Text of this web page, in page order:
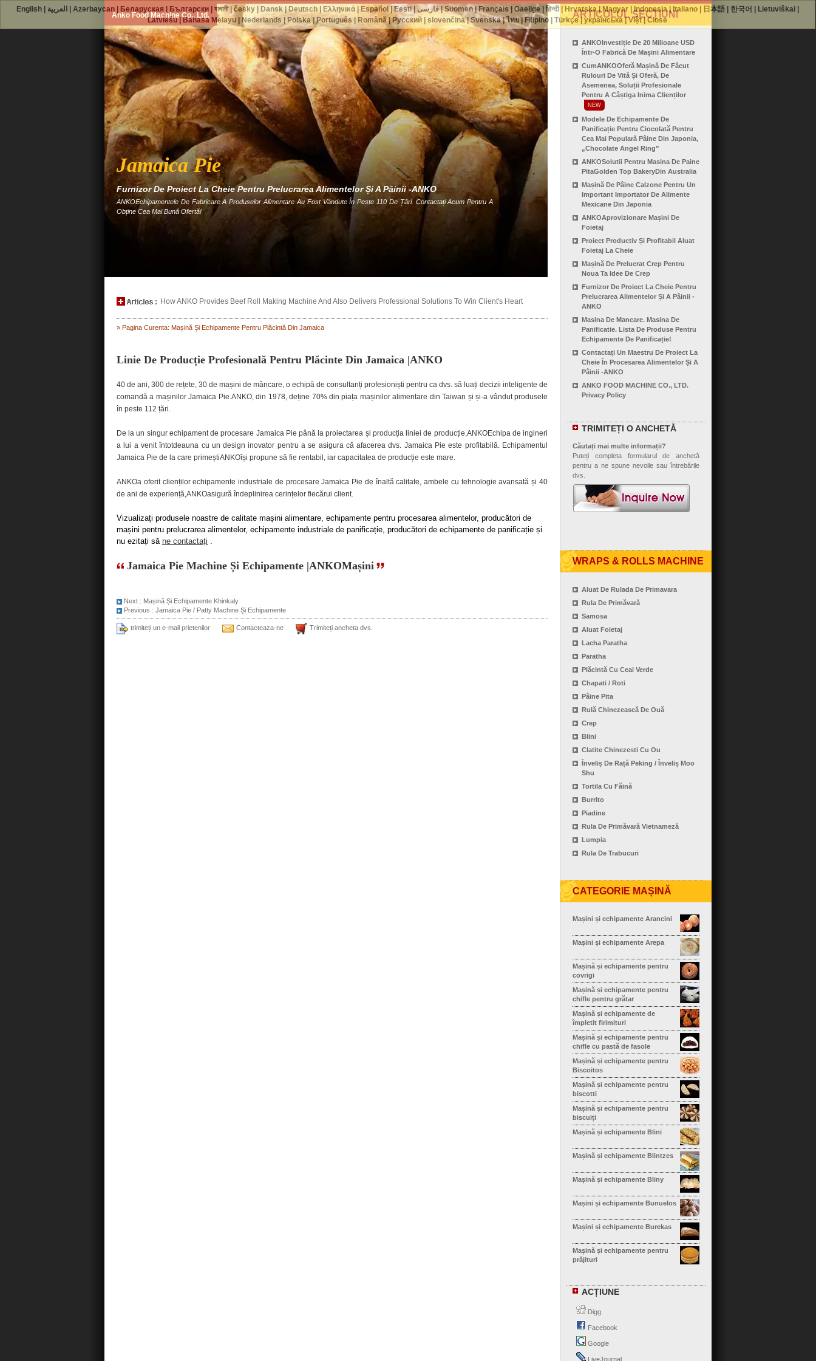
Anko Food Machine Co., Ltd.
Jamaica Pie
Furnizor De Proiect La Cheie Pentru Prelucrarea Alimentelor Și A Pâinii -ANKO
ANKOEchipamentele De Fabricare A Produselor Alimentare Au Fost Vândute În Peste 110 De Țări. Contactați Acum Pentru A
Obține Cea Mai Bună Ofertă!
How ANKO Provides Beef Roll Making Machine And Also Delivers Professional Solutions To Win Client's Heart
» Pagina Curenta: Mașină Și Echipamente Pentru Plăcintă Din Jamaica
Linie De Producție Profesională Pentru Plăcinte Din Jamaica |ANKO
40 de ani, 300 de rețete, 30 de mașini de mâncare, o echipă de consultanți profesioniști pentru ca dvs. să luați decizii inteligente de
comandă a mașinilor Jamaica Pie.ANKO, din 1978, deține 70% din piața mașinilor alimentare din Taiwan și și-a vândut produsele
în peste 112 țări.
De la un singur echipament de procesare Jamaica Pie până la proiectarea și producția liniei de producție,ANKOEchipa de ingineri
a lui a venit întotdeauna cu un design inovator pentru a se asigura că afacerea dvs. Jamaica Pie este profitabilă. Echipamentul
Jamaica Pie de la care primeștiANKOîși propune să fie rentabil, iar capacitatea de producție este mare.
ANKOa oferit clienților echipamente industriale de procesare Jamaica Pie de înaltă calitate, ambele cu tehnologie avansată și 40
de ani de experiență,ANKOasigură îndeplinirea cerințelor fiecărui client.
Vizualizați produsele noastre de calitate mașini alimentare, echipamente pentru procesarea alimentelor, producători de
mașini pentru prelucrarea alimentelor, echipamente industriale de panificație, producători de echipamente de panificație și
nu ezitați să ne contactați .
Jamaica Pie Machine Și Echipamente |ANKOMașini
Next : Mașină Și Echipamente Khinkaly
Previous : Jamaica Pie / Patty Machine Și Echipamente
trimiteți un e-mail prietenilor Contacteaza-ne Trimiteți ancheta dvs.
ARTICOLUL SECȚIUNI
ANKOInvestiție De 20 Milioane USD
Într-O Fabrică De Mașini Alimentare
CumANKOOferă Mașină De Făcut
Rulouri De Vită Și Oferă, De
Asemenea, Soluții Profesionale
Pentru A Câștiga Inima Clienților
NEW
Modele De Echipamente De
Panificație Pentru Ciocolată Pentru
Cea Mai Populară Pâine Din Japonia,
„Chocolate Angel Ring”
ANKOSolutii Pentru Masina De Paine
PitaGolden Top BakeryDin Australia
Mașină De Pâine Calzone Pentru Un
Important Importator De Alimente
Mexicane Din Japonia
ANKOAprovizionare Mașini De
Foietaj
Proiect Productiv Și Profitabil Aluat
Foietaj La Cheie
Mașină De Prelucrat Crep Pentru
Noua Ta Idee De Crep
Furnizor De Proiect La Cheie Pentru
Prelucrarea Alimentelor Și A Pâinii -
ANKO
Masina De Mancare. Masina De
Panificatie. Lista De Produse Pentru
Echipamente De Panificație!
Contactați Un Maestru De Proiect La
Cheie În Procesarea Alimentelor Și A
Pâinii -ANKO
ANKO FOOD MACHINE CO., LTD.
Privacy Policy
TRIMITEȚI O ANCHETĂ
Căutați mai multe informații?
Puteți completa formularul de anchetă
pentru a ne spune nevoile sau întrebările
dvs.
WRAPS & ROLLS MACHINE
Aluat De Rulada De Primavara
Rula De Primăvară
Samosa
Aluat Foietaj
Lacha Paratha
Paratha
Plăcintă Cu Ceai Verde
Chapati / Roti
Pâine Pita
Rulă Chinezească De Ouă
Crep
Blini
Clatite Chinezesti Cu Ou
Înveliș De Rață Peking / Înveliș Moo
Shu
Tortila Cu Făină
Burrito
Piadine
Rula De Primăvară Vietnameză
Lumpia
Rula De Trabucuri
CATEGORIE MAȘINĂ
Mașini și echipamente Arancini
Mașini și echipamente Arepa
Mașină și echipamente pentru
covrigi
Mașină și echipamente pentru
chifle pentru grătar
Mașină și echipamente de
împletit firimituri
Mașină și echipamente pentru
chifle cu pastă de fasole
Mașină și echipamente pentru
Biscoitos
Mașină și echipamente pentru
biscotti
Mașină și echipamente pentru
biscuiți
Mașină și echipamente Blini
Mașină și echipamente Blintzes
Mașină și echipamente Bliny
Mașini și echipamente Bunuelos
Mașini și echipamente Burekas
Mașină și echipamente pentru
prăjituri
Mașină și echipamente pentru
cannelloni
Mașină și echipamente Cha Siu
Bao
Mașină și echipamente pentru
găluște Chao Zhou
ACȚIUNE
Digg
Facebook
Google
LiveJournal
English| العربية Azərbaycan| Беларуская Български| বাঙ্গালী|česky| Dansk|Deutsch| Ελληνικά| Español |Eesti| فارسی|Suomen|Français Gaeilge|हिन्दी| Hrvatska| Magyar|Indonesia| Italiano| 日本語| 한국어 Lietuviškai|
Latviešu|Bahasa Melayu Nederlands Polska|Português Română|Русский |slovenčina|Svenska|ไทย | Filipino |Türkçe|українська|Việt|Close